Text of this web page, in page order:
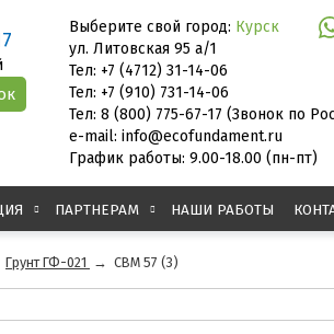
Выберите свой город: Курск
ул. Литовская 95 а/1
Тел: +7 (4712) 31-14-06
Тел: +7 (910) 731-14-06
Тел: 8 (800) 775-67-17 (Звонок по
e-mail: info@ecofundament.ru
График работы: 9.00-18.00 (пн-пт)
ПАРТНЕРАМ НАШИ РАБОТЫ
Грунт ГФ-021 → СВМ 57 (3)